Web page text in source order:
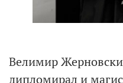
Велимир
дипломирал и